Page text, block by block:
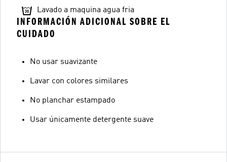
Lavado a maquina agua fria
INFORMACIÓN ADICIONAL SOBRE EL
CUIDADO
No usar suavizante
Lavar con colores similares
No planchar estampado
Usar únicamente detergente suave